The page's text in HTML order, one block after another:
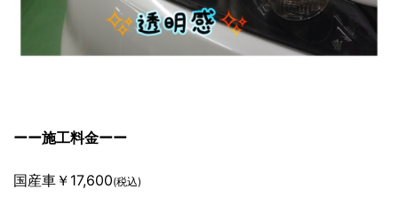
ーー施工料金ーー
国産車￥17,600(税込)